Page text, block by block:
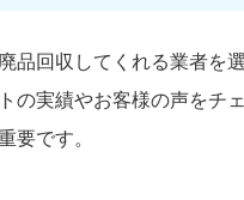
品回収してくれる業者を
の実績やお客様の声をチ
要です。